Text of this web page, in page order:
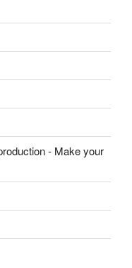
- Make your